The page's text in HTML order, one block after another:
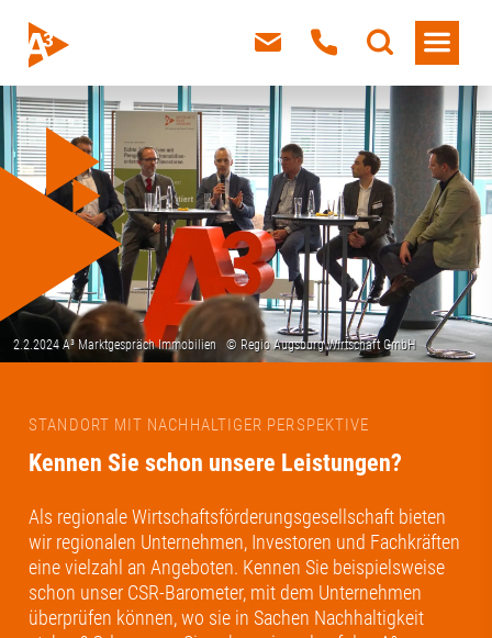
STANDORT MIT NACHHALTIGER PERSPEKTIVE
Kennen Sie schon unsere Leistungen?
Als regionale Wirtschaftsförderungsgesellschaft bieten
wir regionalen Unternehmen, Investoren und Fachkräften
eine vielzahl an Angeboten. Kennen Sie beispielsweise
schon unser CSR-Barometer, mit dem Unternehmen
überprüfen können, wo sie in Sachen Nachhaltigkeit